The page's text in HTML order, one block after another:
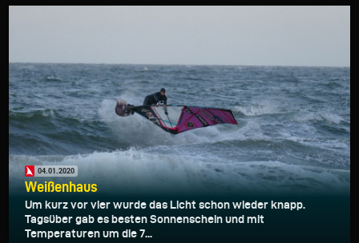
04.01.2020
Weißenhaus
Um kurz vor vier wurde das Licht schon wieder knapp.
Tagsüber gab es besten Sonnenschein und mit
Temperaturen um die 7...